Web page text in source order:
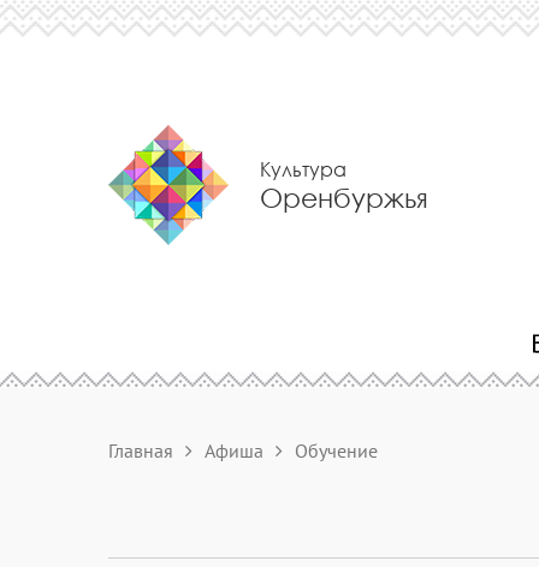
Культура
Оренбуржья
Главная Афиша Обучение